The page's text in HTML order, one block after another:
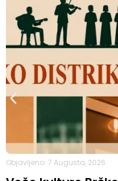
Objavljeno: 7 Augusta, 2026